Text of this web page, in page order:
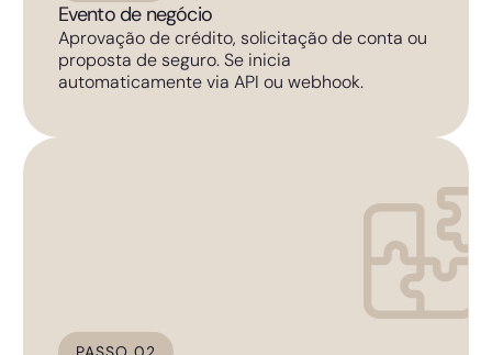
Evento de negócio
Aprovação de crédito, solicitação de conta ou
proposta de seguro. Se inicia
automaticamente via API ou webhook.